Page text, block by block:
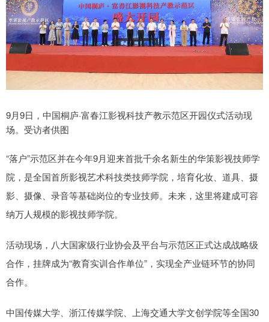
9月9日，中国桐庐·富春江影视科技产教示范区开园仪式活动现
场。受访者供图
“落户”示范区并在今年9月迎来首批千余名新生的华策影视技师学
院，是全国首所影视艺术科技类技师学院，培育化妆、道具、摄
影、摄像、录音等基础岗位的专业技师。未来，这里将建成可容
纳万人规模的影视技师学院。
活动现场，八大国家级行业协会及平台与示范区正式达成战略级
合作，挂牌成为“教育实训合作单位”，实现全产业链环节的协同
合作。
中国传媒大学、浙江传媒学院、上海交通大学文创学院等全国30